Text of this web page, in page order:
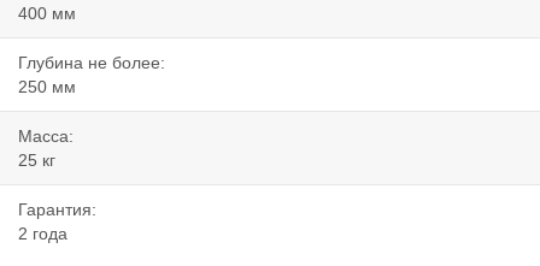
400 мм
Глубина не более:
250 мм
Масса:
25 кг
Гарантия:
2 года